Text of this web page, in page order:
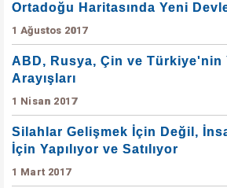
Ortadoğu Haritasında Yeni
1 Ağustos 2017
ABD, Rusya, Çin ve Türkiye'nin
Arayışları
1 Nisan 2017
Silahlar Gelişmek İçin Değil,
İçin Yapılıyor ve Satılıyor
1 Mart 2017